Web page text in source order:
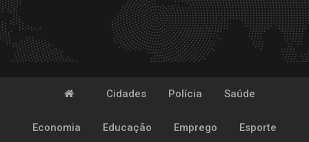
Cidades Polícia Saúde
Economia Educação Emprego Esporte